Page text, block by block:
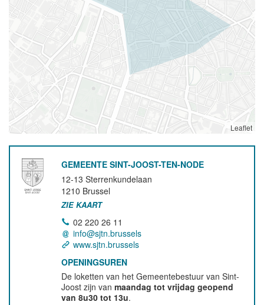
Leaflet
GEMEENTE SINT-JOOST-TEN-NODE
12-13 Sterrenkundelaan
1210 Brussel
ZIE KAART
02 220 26 11
info@sjtn.brussels
www.sjtn.brussels
OPENINGSUREN
De loketten van het Gemeentebestuur van Sint-
Joost zijn vanmaandag tot vrijdag geopend
van 8u30 tot 13u.